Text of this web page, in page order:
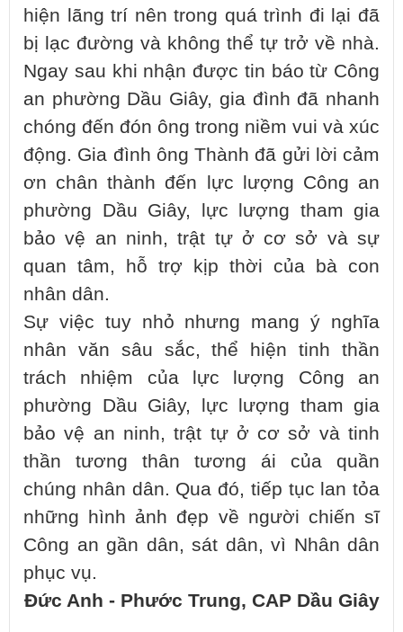
hiện lãng trí nên trong quá trình đi lại đã
bị lạc đường và không thể tự trở về nhà.
Ngay sau khi nhận được tin báo từ Công
an phường Dầu Giây, gia đình đã nhanh
chóng đến đón ông trong niềm vui và xúc
động. Gia đình ông Thành đã gửi lời cảm
ơn chân thành đến lực lượng Công an
phường Dầu Giây, lực lượng tham gia
bảo vệ an ninh, trật tự ở cơ sở và sự
quan tâm, hỗ trợ kịp thời của bà con
nhân dân.
Sự việc tuy nhỏ nhưng mang ý nghĩa
nhân văn sâu sắc, thể hiện tinh thần
trách nhiệm của lực lượng Công an
phường Dầu Giây, lực lượng tham gia
bảo vệ an ninh, trật tự ở cơ sở và tinh
thần tương thân tương ái của quần
chúng nhân dân. Qua đó, tiếp tục lan tỏa
những hình ảnh đẹp về người chiến sĩ
Công an gần dân, sát dân, vì Nhân dân
phục vụ.
Đức Anh - Phước Trung, CAP Dầu Giây